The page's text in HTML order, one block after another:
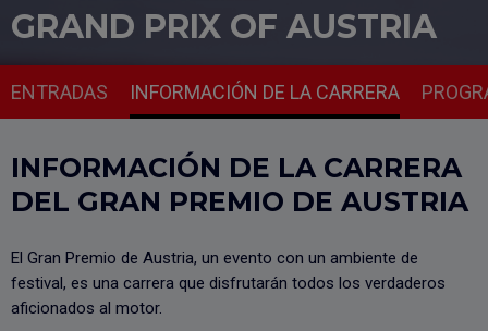
GRAND PRIX OF AUSTRIA
ENTRADAS INFORMACIÓN DE LA CARRERA
INFORMACIÓN DE LA CARRERA
DEL GRAN PREMIO DE AUSTRIA
El Gran Premio de Austria, un evento con un ambiente de
festival, es una carrera que disfrutarán todos los verdaderos
aficionados al motor.